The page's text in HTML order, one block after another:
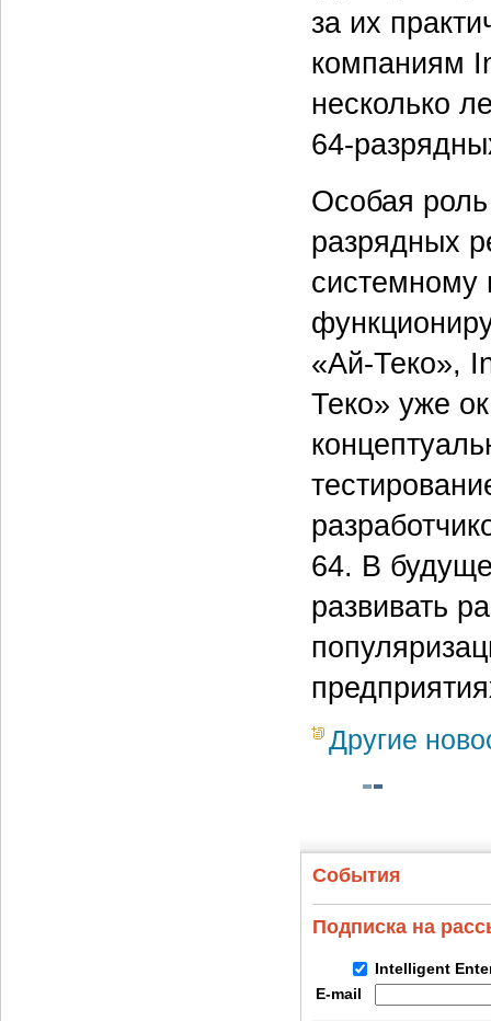
за их
компаниям
несколько
64-
Особая
разрядных
системному
«Ай-Теко»,
Теко» уже
64. В
развивать
Другие
События
Подписка на
Intelligent
E-mail